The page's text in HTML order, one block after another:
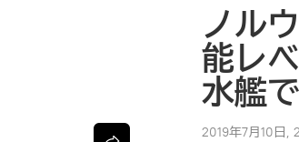
ノル
能レ
水艦
2019年7月10日,